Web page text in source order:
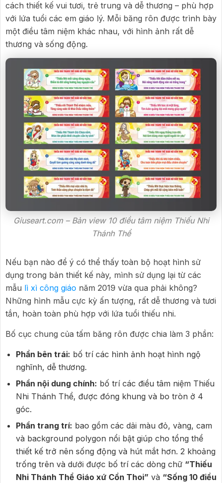
cách thiết kế vui tươi, trẻ trung và dễ thương – phù hợp
với lứa tuổi các em giáo lý. Mỗi băng rôn được trình bày
một điều tâm niệm khác nhau, với hình ảnh rất dễ
thương và sống động.
Giuseart.com – Bản view 10 điều tâm niệm Thiếu Nhi
Thánh Thể
Nếu bạn nào để ý có thể thấy toàn bộ hoạt hình sử
dụng trong bản thiết kế này, mình sử dụng lại từ các
mẫu lì xì công giáo năm 2019 vừa qua phải không?
Những hình mẫu cực kỳ ấn tượng, rất dễ thương và tươi
tắn, hoàn toàn phù hợp với lứa tuổi thiếu nhi.
Bố cục chung của tấm băng rôn được chia làm 3 phần:
Phần bên trái: bố trí các hình ảnh hoạt hình ngộ
nghĩnh, dễ thương.
Phần nội dung chính: bố trí các điều tâm niệm Thiếu
Nhi Thánh Thể, được đóng khung và bo tròn ở 4
góc.
Phần trang trí: bao gồm các dải màu đỏ, vàng, cam
và background polygon nổi bật giúp cho tổng thể
thiết kế trở nên sống động và hút mắt hơn. 2 khoảng
trống trên và dưới được bố trí các dòng chữ “Thiếu
Nhi Thánh Thể Giáo xứ Cồn Thoi” và “Sống 10 điều